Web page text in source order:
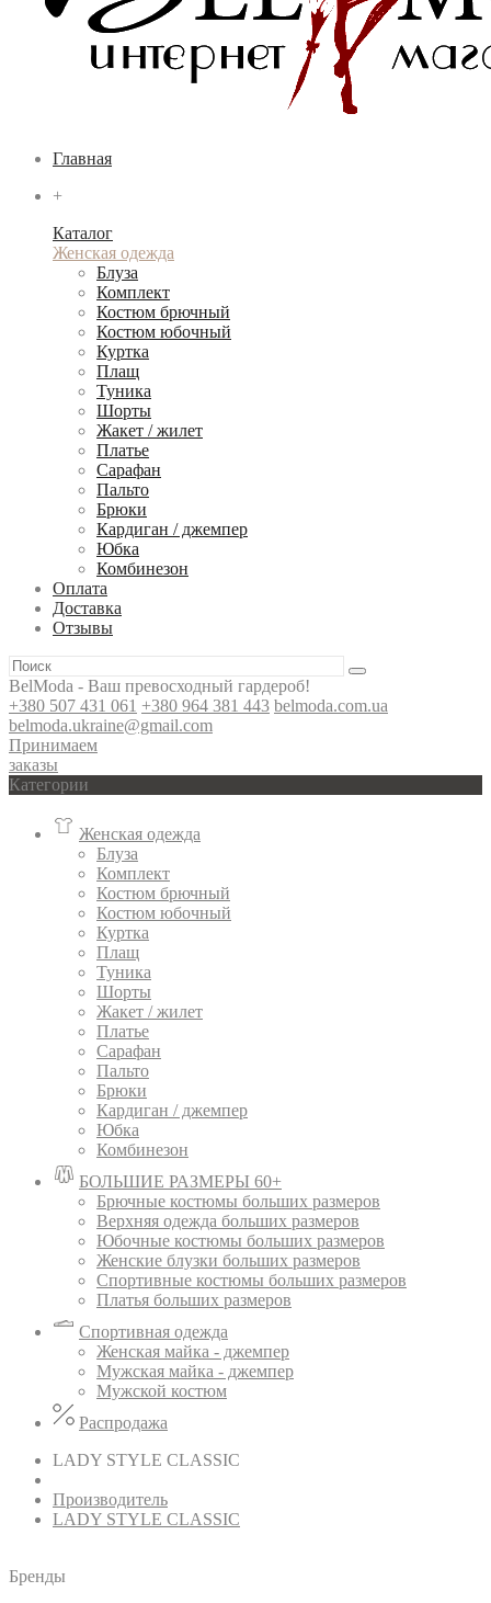
Главная
+
Каталог
Женская одежда
Блуза
Комплект
Костюм брючный
Костюм юбочный
Куртка
Плащ
Туника
Шорты
Жакет / жилет
Платье
Сарафан
Пальто
Брюки
Кардиган / джемпер
Юбка
Комбинезон
Оплата
Доставка
Отзывы
BelModa - Ваш превосходный гардероб!
+380 507 431 061 +380 964 381 443 belmoda.com.ua
belmoda.ukraine@gmail.com
Принимаем
заказы
Категории
Женская одежда
Блуза
Комплект
Костюм брючный
Костюм юбочный
Куртка
Плащ
Туника
Шорты
Жакет / жилет
Платье
Сарафан
Пальто
Брюки
Кардиган / джемпер
Юбка
Комбинезон
БОЛЬШИЕ РАЗМЕРЫ 60+
Брючные костюмы больших размеров
Верхняя одежда больших размеров
Юбочные костюмы больших размеров
Женские блузки больших размеров
Спортивные костюмы больших размеров
Платья больших размеров
Спортивная одежда
Женская майка - джемпер
Мужская майка - джемпер
Мужской костюм
Распродажа
LADY STYLE CLASSIC
Производитель
LADY STYLE CLASSIC
Бренды